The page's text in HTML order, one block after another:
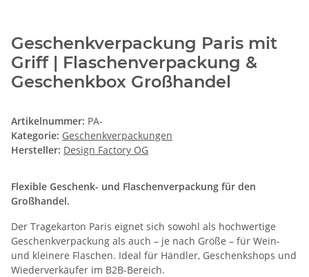
Geschenkverpackung Paris mit
Griff | Flaschenverpackung &
Geschenkbox Großhandel
Artikelnummer: PA-
Kategorie: Geschenkverpackungen
Hersteller: Design Factory OG
Flexible Geschenk- und Flaschenverpackung für den
Großhandel.
Der Tragekarton Paris eignet sich sowohl als hochwertige
Geschenkverpackung als auch – je nach Größe – für Wein-
und kleinere Flaschen. Ideal für Händler, Geschenkshops und
Wiederverkäufer im B2B-Bereich.